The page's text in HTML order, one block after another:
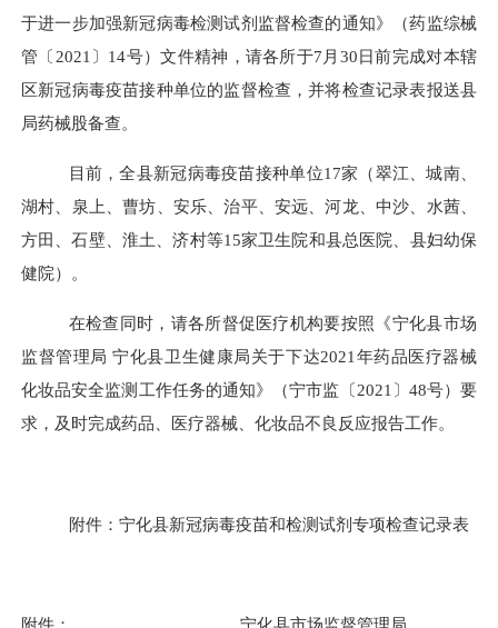
于进一步加强新冠病毒检测试剂监督检查的通知》（药监综械
管〔 2021〕14号）文件精神，请各所于7月30日前完成对本辖
区新冠病毒疫苗接种单位的监督检查，并将检查记录表报送县
局药械股备查。
目前，全县新冠病毒疫苗接种单位17家（翠江、城南、
湖村、泉上、曹坊、安乐、治平、安远、河龙、中沙、水茜、
方田、石壁、淮土、济村等15家卫生院和县总医院、县妇幼保
健院）。
在检查同时，请各所督促医疗机构要按照《宁化县市场
监督管理局 宁化县卫生健康局关于下达2021年药品医疗器械
化妆品安全监测工作任务的通知》（宁市监〔2021〕48号）要
求，及时完成药品、医疗器械、化妆品不良反应报告工作。
附件：宁化县新冠病毒疫苗和检测试剂专项检查记录表
附件： 宁化县市场监督管理局